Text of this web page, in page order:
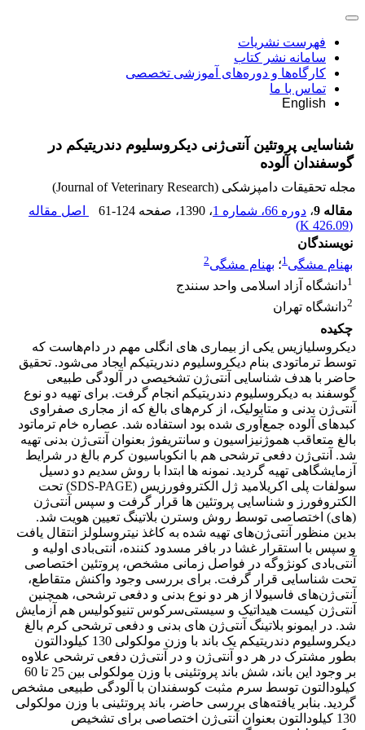
فهرست نشریات
سامانه نشر کتاب
کارگاه‌ها و دوره‌های آموزشی تخصصی
تماس با ما
English
شناسایی پروتئین آنتی‌ژنی دیکروسلیوم دندریتیکم‌ ‌در
گوسفندان آلوده
مجله تحقیقات دامپزشکی (Journal of Veterinary Research)
مقاله 9
، دوره 66، شماره 1 ، 1390 ، صفحه 61-124
اصل مقاله
(
426.09 K
)
نویسندگان
بهنام مشگی1؛ بهنام مشگی2
1دانشگاه آزاد اسلامی واحد سنندج
2دانشگاه تهران
چکیده
دیکروسلیازیس یکی از بیماری ‌‌های انگلی مهم در دام‌هاست که
توسط ترماتودی بنام دیکروسلیوم دندریتیکم‌ ‌ایجاد می‌شود. تحقیق
حاضر با هدف شناسایی آنتی‌ژن تشخیصی در آلودگی طبیعی
گوسفند به دیکروسلیوم دندریتیکم‌ ‌انجام گرفت. برای تهیه دو نوع
آنتی‌ژن بدنی و متابولیک، از کرم‌های بالغ که از مجاری صفراوی
کبدهای آلوده جمع‌آوری شده بود استفاده شد. عصاره خام ترماتود
بالغ متعاقب هموژنیزاسیون و سانتریفوژ بعنوان آنتی‌ژن بدنی تهیه
شد. آنتی‌ژن دفعی ترشحی هم با انکوباسیون کرم بالغ در شرایط
آزمایشگاهی تهیه گردید. نمونه ها ابتدا با روش سدیم دو دسیل
سولفات پلی اکریلامید ژل الکتروفورزیس ‌(SDS-PAGE)‌ تحت
الکتروفورز و شناسایی پروتئین ها قرار گرفت و سپس آنتی‌ژن
(های) اختصاصی توسط روش وسترن بلاتینگ تعیین هویت شد.
بدین منظور آنتی‌ژن‌های تهیه شده به کاغذ نیتروسلولز انتقال یافت
و سپس با استقرار غشا در بافر مسدود کننده، آنتی‌بادی اولیه و
آنتی‌بادی کونژوگه در فواصل زمانی مشخص، پروتئین اختصاصی
تحت شناسایی قرار گرفت. برای بررسی وجود واکنش متقاطع،
آنتی‌ژن‌‌های فاسیولا‌ ‌از هر دو نوع بدنی و دفعی ترشحی، همچنین
آنتی‌ژن کیست هیداتیک و سیستی‌سرکوس تنیوکولیس هم آزمایش
شد. در ایمونو بلاتینگ آنتی‌ژن های بدنی و دفعی ترشحی کرم بالغ
دیکروسلیوم دندریتیکم‌ ‌یک باند با وزن مولکولی 130 کیلودالتون
بطور مشترک در هر دو آنتی‌ژن و در آنتی‌ژن دفعی ترشحی علاوه
بر وجود این باند، شش باند پروتئینی با وزن مولکولی بین 25 تا 60
کیلودالتون توسط سرم مثبت کوسفندان با آلودگی طبیعی مشخص
گردید. بنابر یافته‌های بررسی حاضر، باند پروتئینی با وزن مولکولی
130 کیلودالتون بعنوان آنتی‌ژن اختصاصی برای تشخیص